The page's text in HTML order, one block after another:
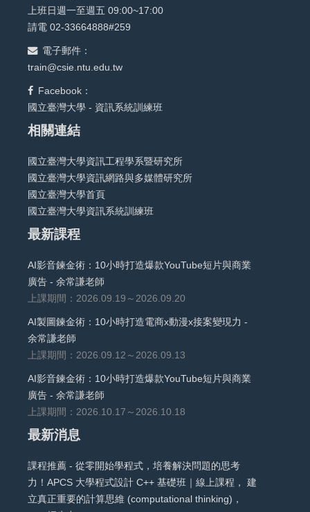
上班日週一至週五 09:00~17:00
請電 02-33664888#259
電子郵件：
train@csie.ntu.edu.tw
Facebook：
國立臺灣大學 - 資訊系統訓練班
相關連結
國立臺灣大學資訊工程學系暨研究所
國立臺灣大學資訊網路與多媒體研究所
國立臺灣大學首頁
國立臺灣大學資訊系統訓練班
最新課程
AI影音鍊金術：10小時打造爆款YouTube短片與商業
廣告 - 余常謙老師
上課期間：2026.09.19～2026.09.20
AI製圖鍊金術：10小時打造電商x動漫x接案變現力 -
余常謙老師
上課期間：2026.09.12～2026.09.13
AI影音鍊金術：10小時打造爆款YouTube短片與商業
廣告 - 余常謙老師
上課期間：2026.10.17～2026.10.18
最新消息
課程推薦 - 從零開始學程式，培養解決問題的思考
力！APCS 大學程式設計 C++ 基礎班｜線上課程， 建
立真正重要的計算思維 (computational thinking)，